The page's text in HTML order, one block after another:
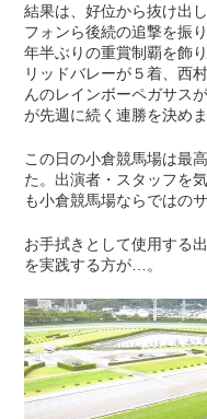
結果は、好位から抜け出
フォンら後続の追撃を振
年半ぶりの重賞制覇を飾
リッドバレーが５着、西
んのレインボーペガサス
が先週に続く連勝を決めま
この日の小倉競馬場は最
た。出演者・スタッフを
も小倉競馬場ならではの
お手拭きとして使用する
を実践する方が…。